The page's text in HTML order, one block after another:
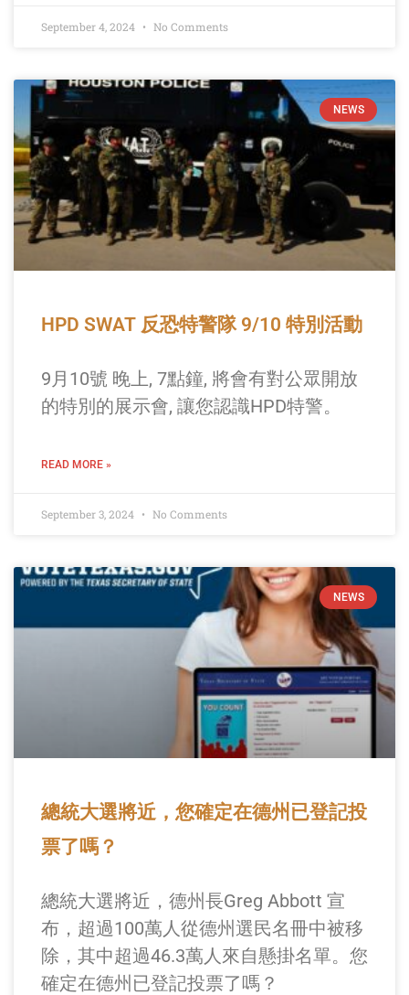
September 4, 2024 No Comments
NEWS
HPD SWAT 反恐特警隊 9/10 特別活動
9月10號 晚上, 7點鐘, 將會有對公眾開放
的特別的展示會, 讓您認識HPD特警。
READ MORE »
September 3, 2024 No Comments
NEWS
總統大選將近，您確定在德州已登記投
票了嗎？
總統大選將近，德州長Greg Abbott 宣
布，超過100萬人從德州選民名冊中被移
除，其中超過46.3萬人來自懸掛名單。您
確定在德州已登記投票了嗎？